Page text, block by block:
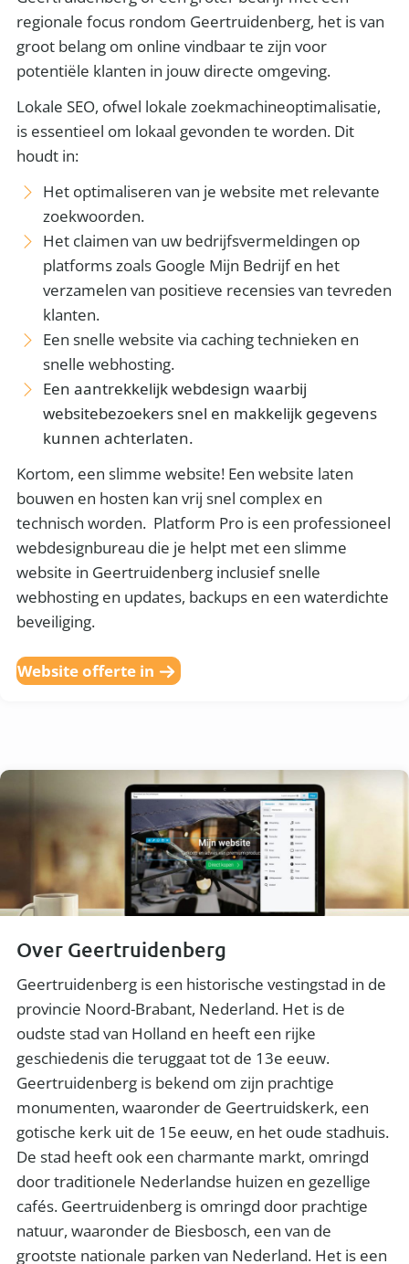
regionale focus rondom Geertruidenberg, het is van
groot belang om online vindbaar te zijn voor
potentiële klanten in jouw directe omgeving.
Lokale SEO, ofwel lokale zoekmachineoptimalisatie,
is essentieel om lokaal gevonden te worden. Dit
houdt in:
Het optimaliseren van je website met relevante
zoekwoorden.
Het claimen van uw bedrijfsvermeldingen op
platforms zoals Google Mijn Bedrijf en het
verzamelen van positieve recensies van tevreden
klanten.
Een snelle website via caching technieken en
snelle webhosting.
Een aantrekkelijk webdesign waarbij
websitebezoekers snel en makkelijk gegevens
kunnen achterlaten.
Kortom, een slimme website! Een website laten
bouwen en hosten kan vrij snel complex en
technisch worden. Platform Pro is een professioneel
webdesignbureau die je helpt met een slimme
website in Geertruidenberg inclusief snelle
webhosting en updates, backups en een waterdichte
beveiliging.
Website offerte in
Over Geertruidenberg
Geertruidenberg is een historische vestingstad in de
provincie Noord-Brabant, Nederland. Het is de
oudste stad van Holland en heeft een rijke
geschiedenis die teruggaat tot de 13e eeuw.
Geertruidenberg is bekend om zijn prachtige
monumenten, waaronder de Geertruidskerk, een
gotische kerk uit de 15e eeuw, en het oude stadhuis.
De stad heeft ook een charmante markt, omringd
door traditionele Nederlandse huizen en gezellige
cafés. Geertruidenberg is omringd door prachtige
natuur, waaronder de Biesbosch, een van de
grootste nationale parken van Nederland. Het is een